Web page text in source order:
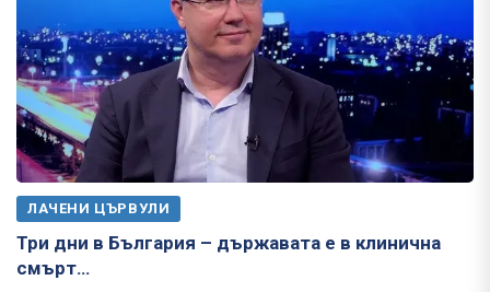
ЛАЧЕНИ ЦЪРВУЛИ
Три дни в България – държавата е в клинична
смърт…